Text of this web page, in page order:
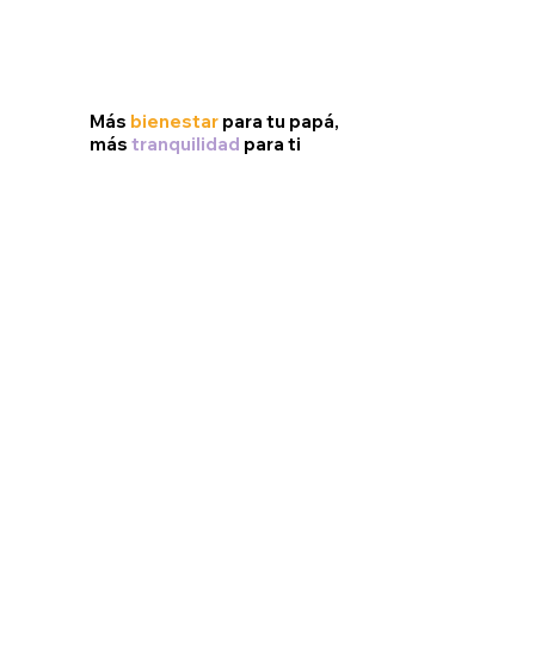
Más bienestar para tu papá,
más tranquilidad para ti